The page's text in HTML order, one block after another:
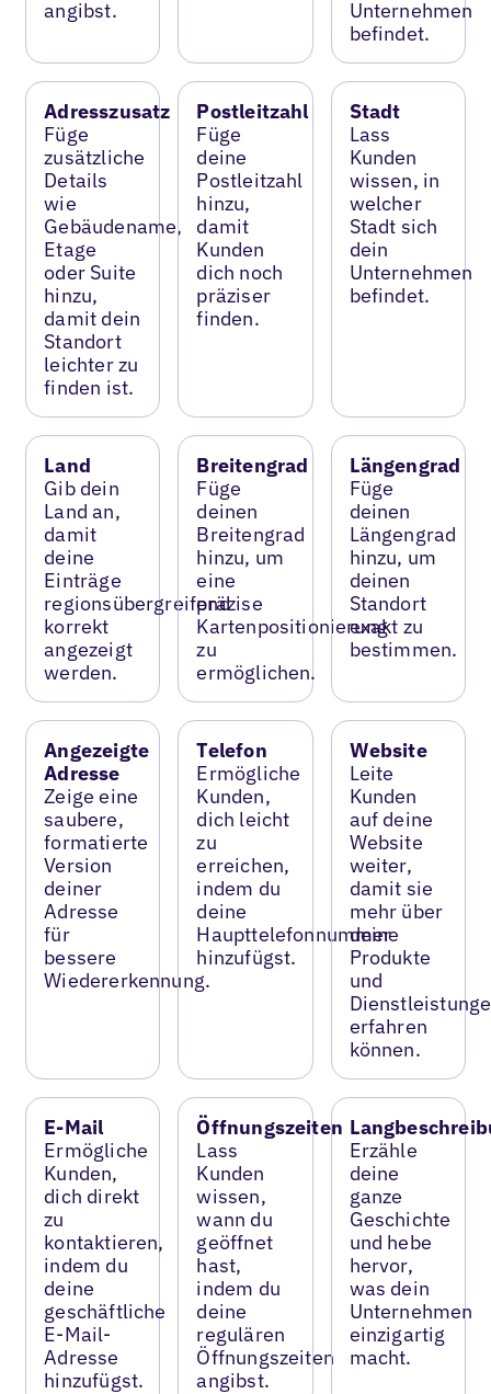
angibst.
Unternehmen
befindet.
Adresszusatz
Füge
zusätzliche
Details
wie
Gebäudename,
Etage
oder Suite
hinzu,
damit dein
Standort
leichter zu
finden ist.
Postleitzahl
Füge
deine
Postleitzahl
hinzu,
damit
Kunden
dich noch
präziser
finden.
Stadt
Lass
Kunden
wissen, in
welcher
Stadt sich
dein
Unternehmen
befindet.
Land
Gib dein
Land an,
damit
deine
Einträge
regionsübergreifend
korrekt
angezeigt
werden.
Breitengrad
Füge
deinen
Breitengrad
hinzu, um
eine
präzise
Kartenpositionierung
zu
ermöglichen.
Längengrad
Füge
deinen
Längengrad
hinzu, um
deinen
Standort
exakt zu
bestimmen.
Angezeigte
Adresse
Zeige eine
saubere,
formatierte
Version
deiner
Adresse
für
bessere
Wiedererkennung.
Telefon
Ermögliche
Kunden,
dich leicht
zu
erreichen,
indem du
deine
Haupttelefonnummer
hinzufügst.
Website
Leite
Kunden
auf deine
Website
weiter,
damit sie
mehr über
deine
Produkte
und
erfahren
können.
E-Mail
Ermögliche
Kunden,
dich direkt
zu
kontaktieren,
indem du
deine
geschäftliche
E-Mail-
Adresse
hinzufügst.
Öffnungszeiten
Lass
Kunden
wissen,
wann du
geöffnet
hast,
indem du
deine
regulären
Öffnungszeiten
angibst.
Erzähle
deine
ganze
Geschichte
und hebe
hervor,
was dein
Unternehmen
einzigartig
macht.